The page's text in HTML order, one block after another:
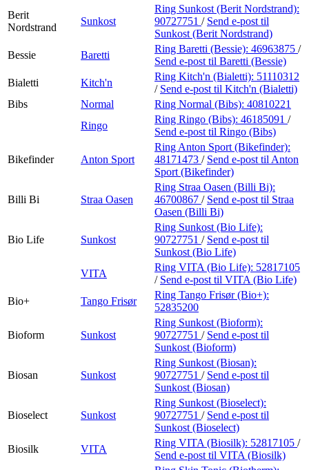
Berit
Nordstrand
Sunkost
Ring Sunkost (Berit Nordstrand):
90727751 / Send e-post til
Sunkost (Berit Nordstrand)
Bessie
Baretti
Ring Baretti (Bessie): 46963875 /
Send e-post til Baretti (Bessie)
Bialetti
Kitch'n
Ring Kitch'n (Bialetti): 51110312
/ Send e-post til Kitch'n (Bialetti)
Bibs
Normal Ring Normal (Bibs): 40810221
Ringo
Ring Ringo (Bibs): 46185091 /
Send e-post til Ringo (Bibs)
Bikefinder Anton Sport
Ring Anton Sport (Bikefinder):
48171473 / Send e-post til Anton
Sport (Bikefinder)
Billi Bi Straa Oasen
Ring Straa Oasen (Billi Bi):
46700867 / Send e-post til Straa
Oasen (Billi Bi)
Bio Life Sunkost
Ring Sunkost (Bio Life):
90727751 / Send e-post til
Sunkost (Bio Life)
VITA
Ring VITA (Bio Life): 52817105
/ Send e-post til VITA (Bio Life)
Bio+
Tango Frisør
Ring Tango Frisør (Bio+):
52835200
Bioform Sunkost
Ring Sunkost (Bioform):
90727751 / Send e-post til
Sunkost (Bioform)
Biosan Sunkost
Ring Sunkost (Biosan):
90727751 / Send e-post til
Sunkost (Biosan)
Bioselect Sunkost
Ring Sunkost (Bioselect):
90727751 / Send e-post til
Sunkost (Bioselect)
Biosilk
VITA
Ring VITA (Biosilk): 52817105 /
Send e-post til VITA (Biosilk)